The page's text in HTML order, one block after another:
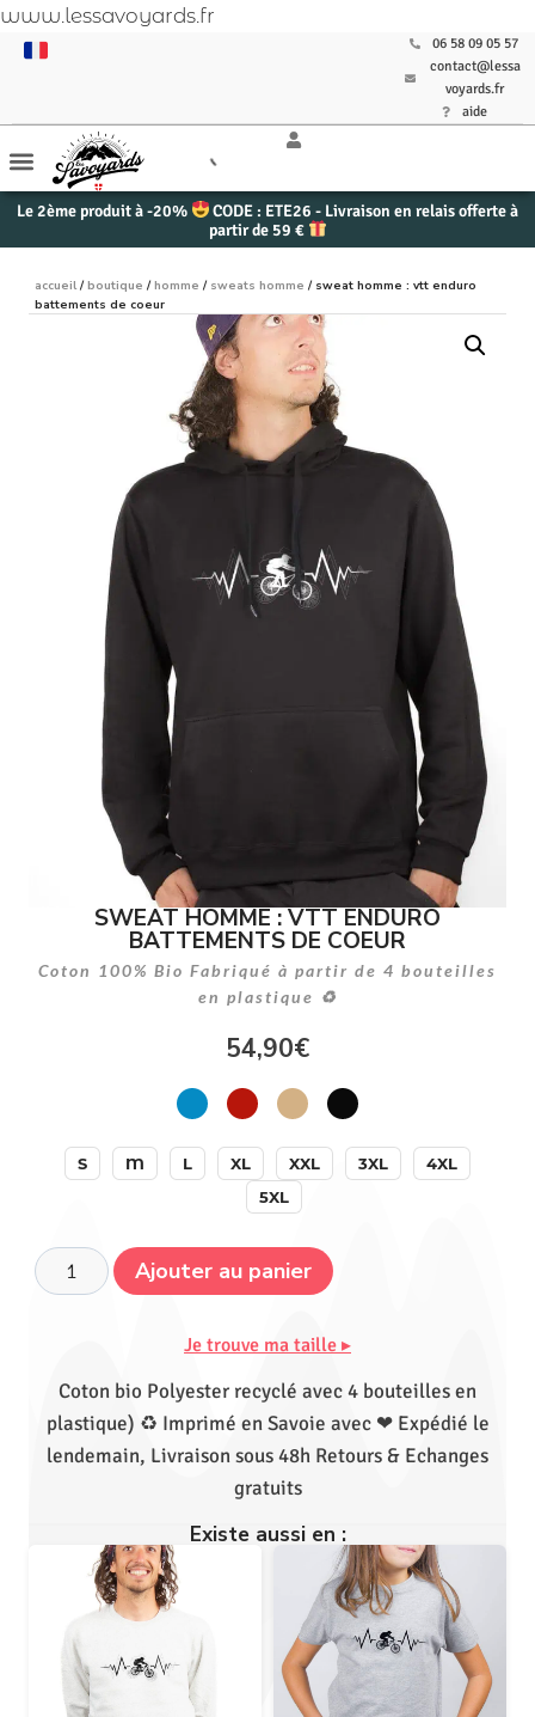
www.lessavoyards.fr
06 58 09 05 57
contact@lessa
voyards.fr
aide
Le 2ème produit à -20%
CODE : ETE26 - Livraison en relais offerte à
partir de 59 €
accueil / boutique / homme / sweats homme / sweat homme : vtt enduro
battements de coeur
SWEAT HOMME : VTT ENDURO
BATTEMENTS DE COEUR
Coton 100% Bio Fabriqué à partir de 4 bouteilles
en plastique ♻
54,90€
S M L XL XXL 3XL
4XL
5XL
Ajouter au panier
Je trouve ma taille ▸
Coton bio Polyester recyclé avec 4 bouteilles en
plastique) ♻ Imprimé en Savoie avec ❤ Expédié le
lendemain, Livraison sous 48h Retours & Echanges
gratuits
Existe aussi en :